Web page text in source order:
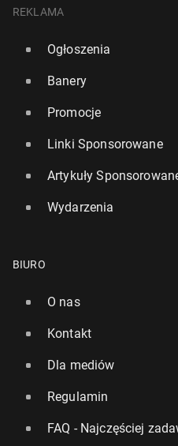
REKLAMA
Ogłoszenia
Banery
Promocje
Linki Sponsorowane
Artykuły
Wydarzenia
BIURO
O nas
Kontakt
Dla mediów
Regulamin
FAQ - Najczęściej